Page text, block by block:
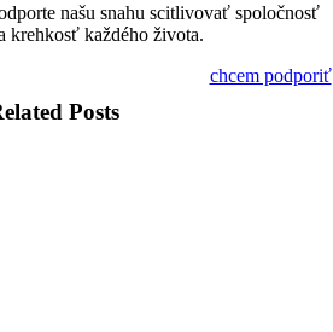
našu snahu scitlivovať spoločnosť
krehkosť každého života.
chcem podporiť
Posts